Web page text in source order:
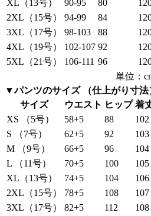
XL（13号）
90-95 80
2XL（15号）
94-99 84
3XL（17号）
98-103 88
4XL（19号）
102-107 92
5XL（21号）
106-111 96
単位：
▼パンツのサイズ （仕上がり寸法
サイズ
ウエスト ヒップ 着
XS （5号）
58+5 88
102
S （7号）
62+5 92
103
M （9号）
66+5 96
104
L （11号）
70+5 100
105
XL（13号）
74+5 104
106
2XL（15号）
78+5 108
107
3XL（17号）
82+5 112
108